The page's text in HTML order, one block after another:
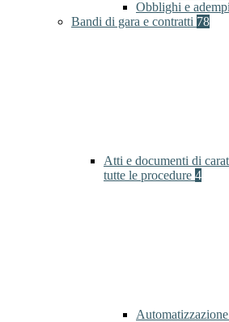
Obblighi e
Bandi di gara e contratti 78
Atti e documenti di
tutte le procedure 4